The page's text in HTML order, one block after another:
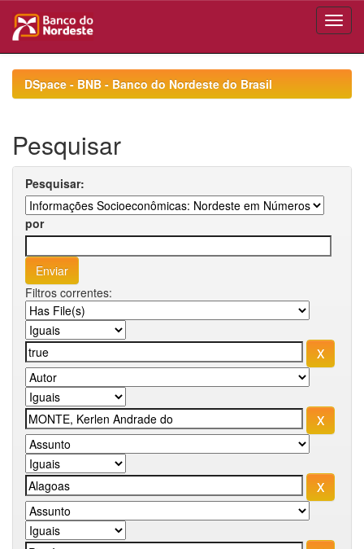
navigationDSpace - BNB - Banco do Nordeste do Brasil
Pesquisar
Pesquisar:
por
Filtros correntes: